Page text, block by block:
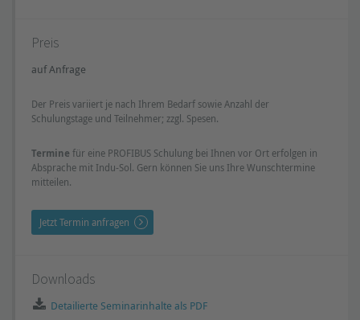
Preis
auf Anfrage
Der Preis variiert je nach Ihrem Bedarf sowie Anzahl der
Schulungstage und Teilnehmer; zzgl. Spesen.
Termine für eine PROFIBUS Schulung bei Ihnen vor Ort erfolgen in
Absprache mit Indu-Sol. Gern können Sie uns Ihre Wunschtermine
mitteilen.
Jetzt Termin anfragen
Downloads
Detailierte Seminarinhalte als PDF